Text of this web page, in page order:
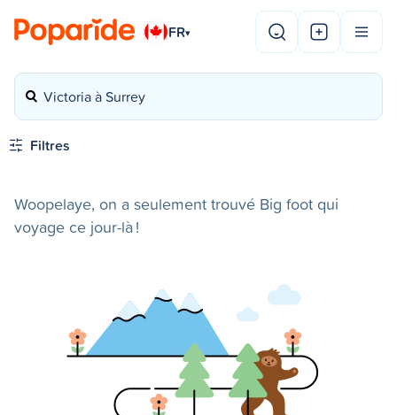
FR▾
Victoria à Surrey
Filtres
Woopelaye, on a seulement trouvé Big foot qui
voyage ce jour-là !